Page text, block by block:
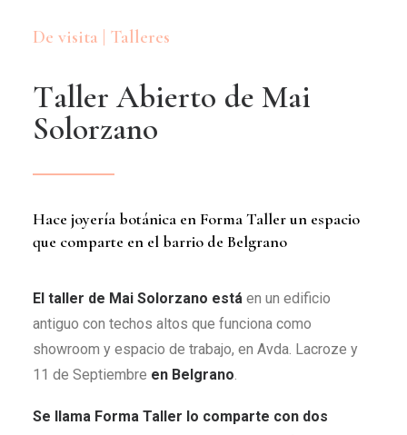
De visita | Talleres
Taller Abierto de Mai
Solorzano
Hace joyería botánica en Forma Taller un espacio
que comparte en el barrio de Belgrano
El taller de Mai Solorzano está en un edificio
antiguo con techos altos que funciona como
showroom y espacio de trabajo, en Avda. Lacroze y
11 de Septiembre en Belgrano.
Se llama Forma Taller lo comparte con dos